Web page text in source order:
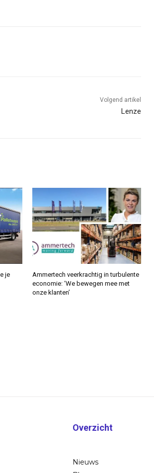
Volgend artikel
Lenze
je
Ammertech veerkrachtig in turbulente
economie: ‘We bewegen mee met
onze klanten’
Overzicht
Nieuws